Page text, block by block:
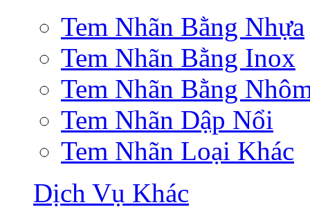
Tem Nhãn Bằng Nhựa
Tem Nhãn Bằng Inox
Tem Nhãn Bằng
Tem Nhãn Dập Nổi
Tem Nhãn Loại Khác
Dịch Vụ Khác